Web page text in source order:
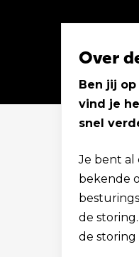
Solliciteer
Over
Ben jij
vind je
snel
Je bent al
bekende
de
de storing